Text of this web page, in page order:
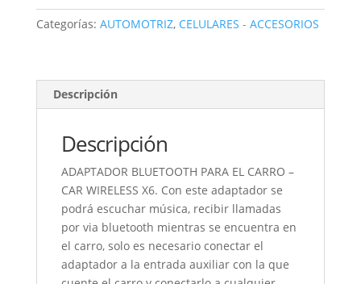
cantidad
Categorías: AUTOMOTRIZ, CELULARES - ACCESORIOS
Descripción
Descripción
ADAPTADOR BLUETOOTH PARA EL CARRO –
CAR WIRELESS X6. Con este adaptador se
podrá escuchar música, recibir llamadas
por via bluetooth mientras se encuentra en
el carro, solo es necesario conectar el
adaptador a la entrada auxiliar con la que